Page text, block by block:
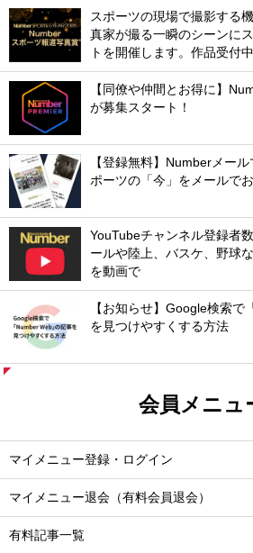
スポーツの現場で撮影する
真家が撮る一瞬のシーンに
トを開催します。作品受付中
【同僚や仲間とお得に】
が募集スタート！
【登録無料】Numberメー
ポーツの「今」をメールでお
YouTubeチャンネル登録者
ールや陸上、バスケ、野球
を動画で
【お知らせ】Google検索
を見つけやすくする方法
会員メニュ
マイメニュー登録・ログイン
マイメニュー退会（有料会員退会）
有料記事一覧